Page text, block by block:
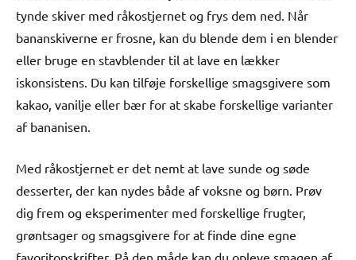
tynde skiver med råkostjernet og frys dem ned. Når
bananskiverne er frosne, kan du blende dem i en blender
eller bruge en stavblender til at lave en lækker
iskonsistens. Du kan tilføje forskellige smagsgivere som
kakao, vanilje eller bær for at skabe forskellige varianter
af bananisen.
Med råkostjernet er det nemt at lave sunde og søde
desserter, der kan nydes både af voksne og børn. Prøv
dig frem og eksperimenter med forskellige frugter,
grøntsager og smagsgivere for at finde dine egne
favoritopskrifter. På den måde kan du opleve smagen af